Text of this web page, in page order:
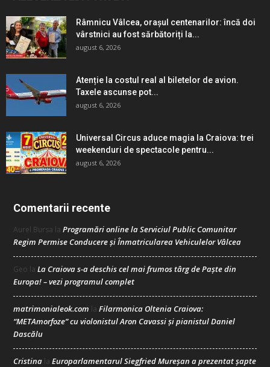
Râmnicu Vâlcea, orașul centenarilor: încă doi
vârstnici au fost sărbătoriți la...
august 6, 2026
Atenție la costul real al biletelor de avion.
Taxele ascunse pot...
august 6, 2026
Universal Circus aduce magia la Craiova: trei
weekenduri de spectacole pentru...
august 6, 2026
Comentarii recente
Aurel Bursa la Programări online la Serviciul Public Comunitar
Regim Permise Conducere şi Înmatricularea Vehiculelor Vâlcea
Geo la La Craiova s-a deschis cel mai frumos târg de Paște din
Europa! – vezi programul complet
matrimonialeok.com la Filarmonica Oltenia Craiova:
“METAmorfoze” cu violonistul Aron Cavassi și pianistul Daniel
Dascălu
Cristina la Europarlamentarul Siegfried Mureșan a prezentat șapte